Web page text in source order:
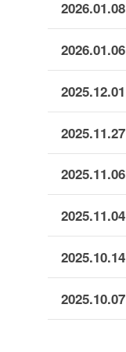
2026.01.08
2026.01.06
2025.12.01
2025.11.27
2025.11.06
2025.11.04
2025.10.14
2025.10.07